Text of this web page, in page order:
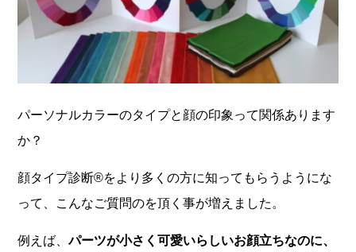
パーソナルカラーのタイプと顔の印象って関係あります
か？
顔タイプ診断®︎をより多くの方に知ってもらうようにな
って、こんなご質問のを頂く事が増えました。
例えば、パーツが小さく可愛いらしいお顔立ちなのに、